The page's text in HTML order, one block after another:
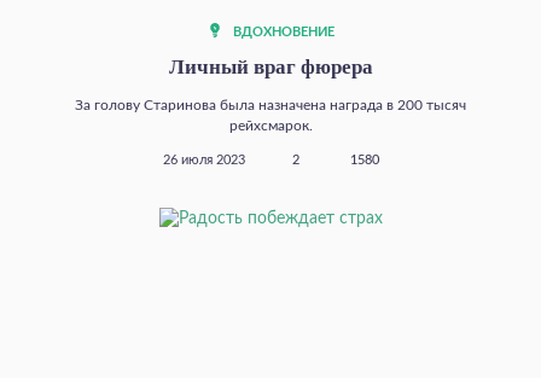
ВДОХНОВЕНИЕ
Личный враг фюрера
За голову Старинова была назначена награда в 200 тысяч
рейхсмарок.
26 июля 2023 2 1580